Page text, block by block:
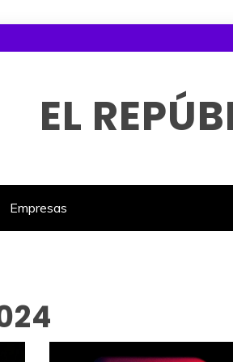
EL
Empresas